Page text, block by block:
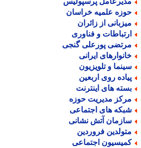
علمیه خراسان
از زائران
و فناوری
پورعلی گنجی
ایرانی
و تلویزیون
روی اربعین
های اینترنت
مدیریت حوزه
های اجتماعی
آتش نشانی
فروردین
اجتماعی